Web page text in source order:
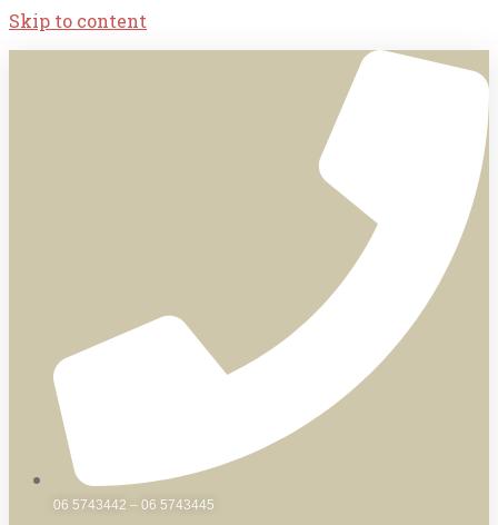
Skip to content
06 5743442 – 06 5743445